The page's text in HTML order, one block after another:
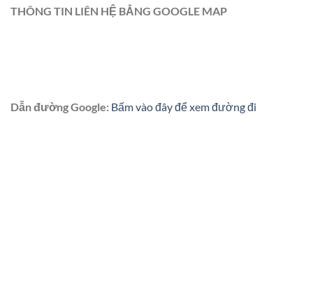
THÔNG TIN LIÊN HỆ BẲNG GOOGLE MAP
Dẫn đường Google: Bấm vào đây để xem đường đi